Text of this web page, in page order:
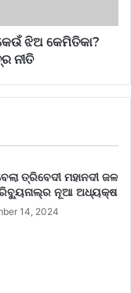
ଝିଅ କେମିତିକା?
ନୀତି
ତ୍ରିବେଦୀ ମହାନଦୀ ଜଳ
ନୂଆ ଅଧ୍ୟକ୍ଷ
14, 2024